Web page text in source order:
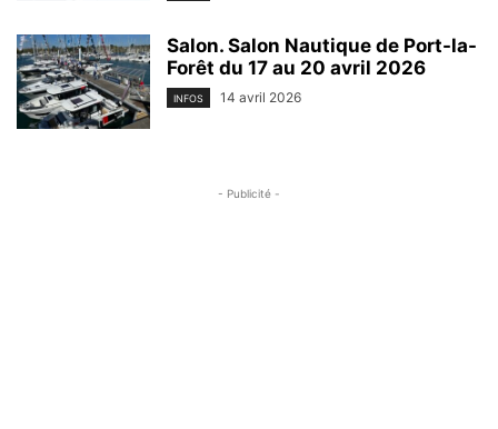
Salon. Salon Nautique de Port-la-
Forêt du 17 au 20 avril 2026
INFOS 14 avril 2026
- Publicité -